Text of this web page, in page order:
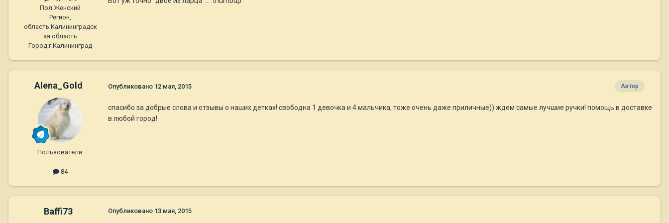
Пол:Женский
Регион,
область:Калининградск
ая область
Город:г.Калининград
Alena_Gold
Пользователи.
84
Автор
Опубликовано 12 мая, 2015
спасибо за добрые слова и отзывы о наших детках! свободна 1 девочка и 4 мальчика, тоже очень даже приличные)) ждем самые лучшие ручки! помощь в доставке
в любой город!
Baffi73 Опубликовано 13 мая, 2015